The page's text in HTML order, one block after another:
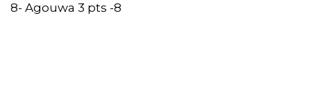
8- Agouwa 3 pts -8